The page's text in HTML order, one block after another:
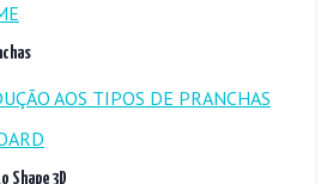
AOS TIPOS DE PRANCHAS
Shape 3D